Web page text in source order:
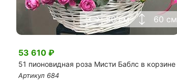
80 см 60 см
53 610 ₽
51 пионовидная роза Мисти Баблс в корзине
Артикул 684